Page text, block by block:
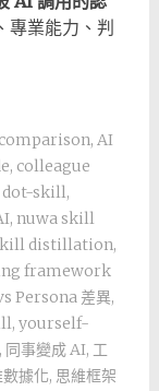
專業能力、判
, AI
, colleague
dot-skill,
, nuwa skill
distillation,
framework
Persona 差異,
, yourself-
同事變成 AI, 工
據化, 思維框架